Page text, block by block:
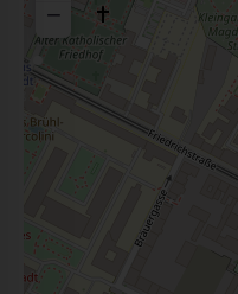
−